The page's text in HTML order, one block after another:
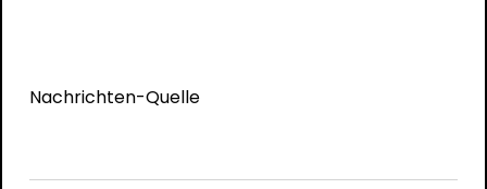
Nachrichten-Quelle